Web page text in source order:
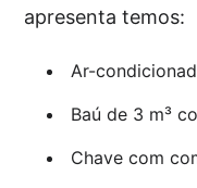
apresenta temos:
Ar-
Baú de 3 m³
Chave com